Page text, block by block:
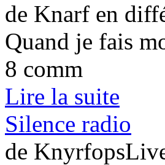
de Knarf en
Quand je fais
8 comm
Lire la suite
Silence radio
de